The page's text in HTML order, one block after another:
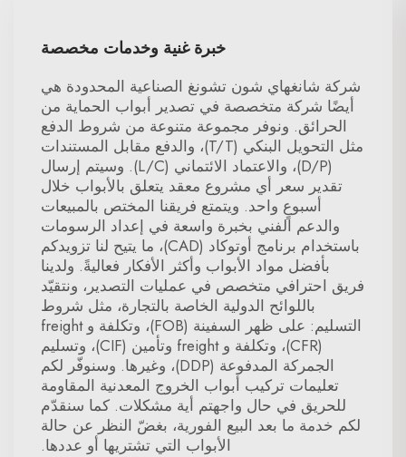
خبرة غنية وخدمات مخصصة
شركة شانغهاي شون تشونغ الصناعية المحدودة هي
أيضًا شركة متخصصة في تصدير أبواب الحماية من
الحرائق. ونوفر مجموعة متنوعة من شروط الدفع
مثل التحويل البنكي (T/T)، والدفع مقابل المستندات
(D/P)، والاعتماد الائتماني (L/C). وسيتم إرسال
تقدير سعر أي مشروع معقد يتعلق بالأبواب خلال
أسبوعٍ واحد. ويتمتع فريقنا المختص بالمبيعات
والدعم الفني بخبرة واسعة في إعداد الرسومات
باستخدام برنامج أوتوكاد (CAD)، ما يتيح لنا تزويدكم
بأفضل مواد الأبواب وأكثر الأفكار فعاليةً. ولدينا
فريق احترافي متخصص في عمليات التصدير، ونتقيّد
باللوائح الدولية الخاصة بالتجارة، مثل شروط
التسليم: على ظهر السفينة (FOB)، وتكلفة و freight
(CFR)، وتكلفة و freight وتأمين (CIF)، وتسليم
الجمركة المدفوعة (DDP)، وغيرها. وسنوفّر لكم
تعليمات تركيب أبواب الخروج المعدنية المقاومة
للحريق في حال واجهتم أية مشكلات. كما سنقدّم
لكم خدمة ما بعد البيع الفورية، بغضّ النظر عن حالة
الأبواب التي تشتريها أو عددها.